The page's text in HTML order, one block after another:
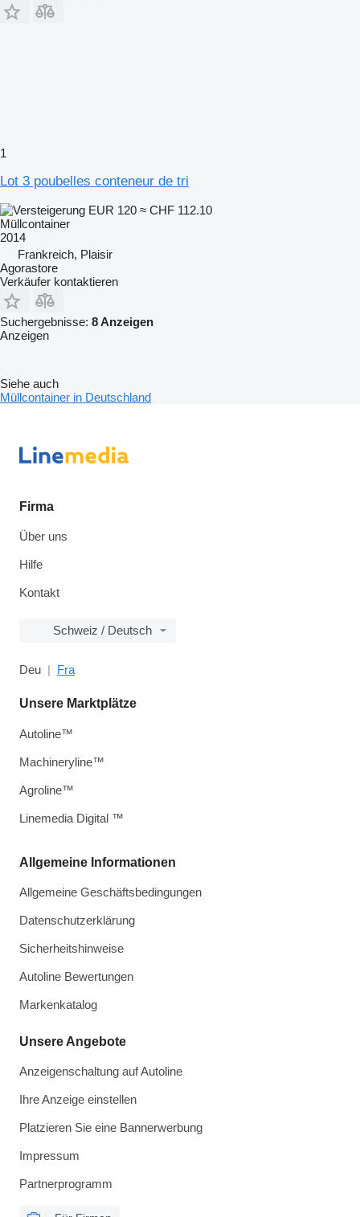
1
Lot 3 poubelles conteneur de tri
EUR 120 ≈ CHF 112.10
Müllcontainer
2014
Frankreich, Plaisir
Agorastore
Verkäufer kontaktieren
Suchergebnisse: 8 Anzeigen
Anzeigen
Siehe auch
Müllcontainer in Deutschland
Firma
Über uns
Hilfe
Kontakt
Schweiz / Deutsch
Deu Fra
Allgemeine Informationen
Allgemeine Geschäftsbedingungen
Datenschutzerklärung
Sicherheitshinweise
Autoline Bewertungen
Markenkatalog
Unsere Angebote
Anzeigenschaltung auf Autoline
Ihre Anzeige einstellen
Platzieren Sie eine Bannerwerbung
Impressum
Partnerprogramm
Unsere Marktplätze
Autoline™
Machineryline™
Agroline™
Linemedia Digital ™